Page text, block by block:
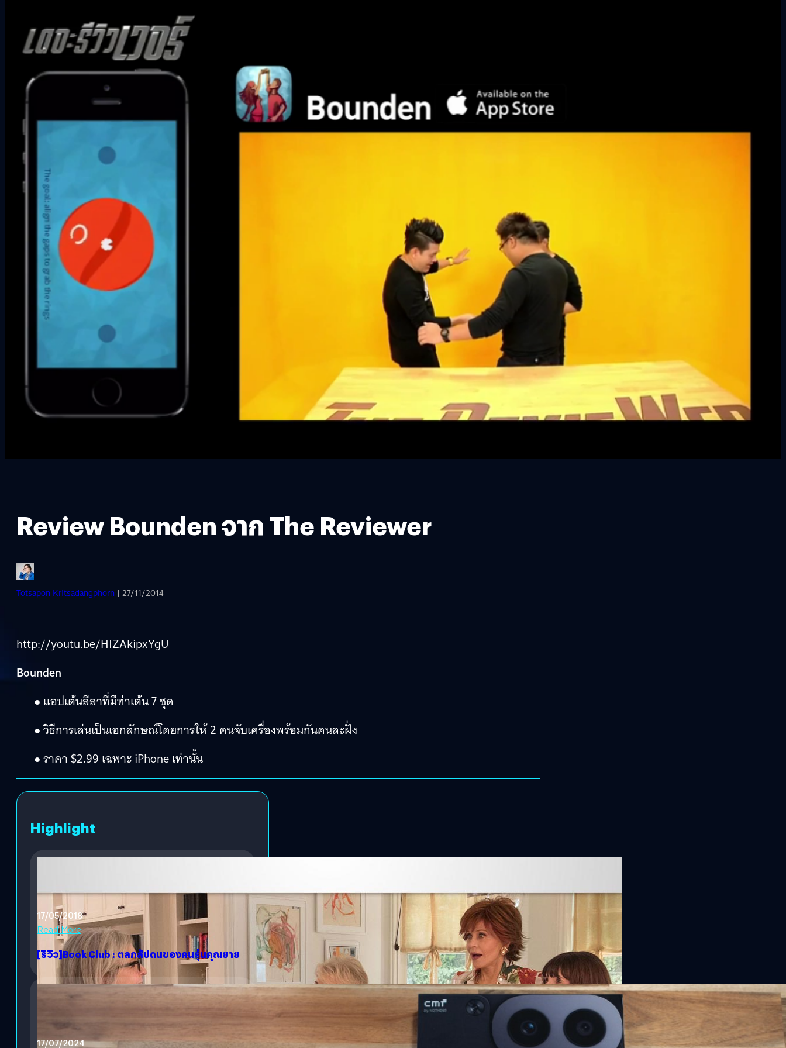
Review Bounden จาก The Reviewer
Totsapon Kritsadangphorn | 27/11/2014
http://youtu.be/HIZAkipxYgU
Bounden
● แอปเต้นลีลาที่มีท่าเต้น 7 ชุด
● วิธีการเล่นเป็นเอกลักษณ์โดยการให้ 2 คนจับเครื่องพร้อมกันคนละฝั่ง
● ราคา $2.99 เฉพาะ iPhone เท่านั้น
Highlight
17/05/2018
Read More
[รีวิว]Book Club : ตลกสัปดนของคนรุ่นคุณยาย
17/07/2024